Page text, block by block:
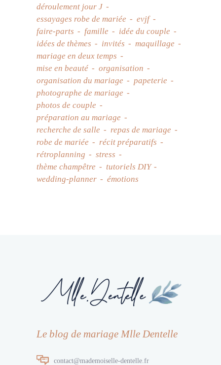
déroulement jour J
essayages robe de mariée
evjf
faire-parts
famille
idée du couple
idées de thèmes
invités
maquillage
mariage en deux temps
mise en beauté
organisation
organisation du mariage
papeterie
photographe de mariage
photos de couple
préparation au mariage
recherche de salle
repas de mariage
robe de mariée
récit préparatifs
rétroplanning
stress
thème champêtre
tutoriels DIY
wedding-planner
émotions
Le blog de mariage Mlle Dentelle
contact@mademoiselle-dentelle.fr